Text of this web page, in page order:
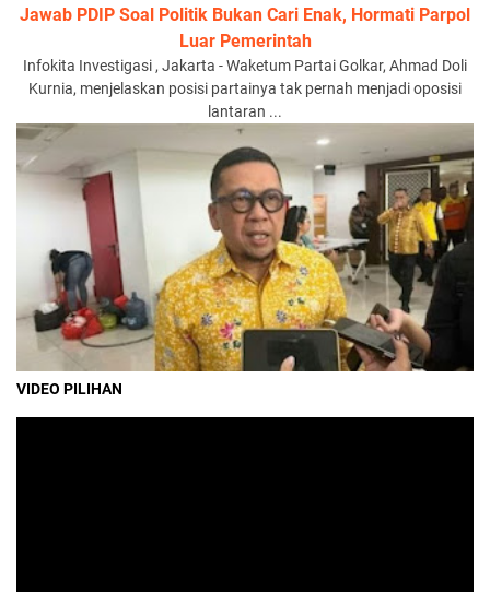
Jawab PDIP Soal Politik Bukan Cari Enak, Hormati Parpol
Luar Pemerintah
Infokita Investigasi , Jakarta - Waketum Partai Golkar, Ahmad Doli
Kurnia, menjelaskan posisi partainya tak pernah menjadi oposisi
lantaran ...
VIDEO PILIHAN